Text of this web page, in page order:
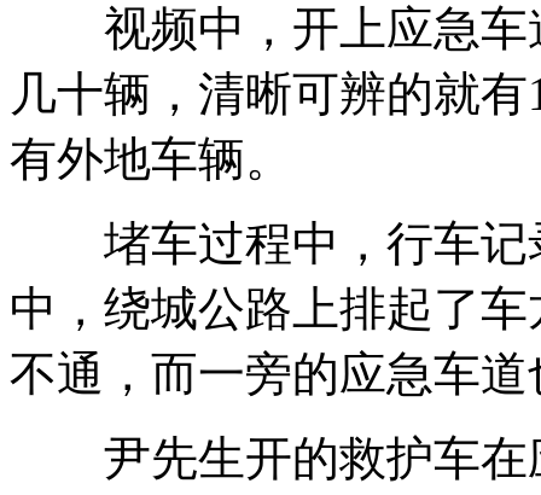
视频中，开上应急车
几十辆，清晰可辨的就
有外地车辆。
堵车过程中，行车记
中，绕城公路上排起了
不通，而一旁的应急车
尹先生开的救护车在